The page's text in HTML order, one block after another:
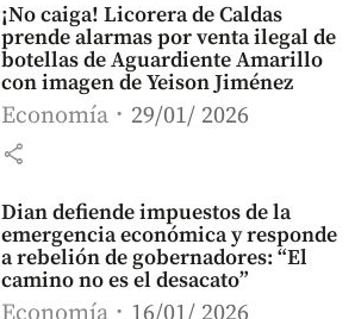
¡No caiga! Licorera de Caldas
prende alarmas por venta ilegal de
botellas de Aguardiente Amarillo
con imagen de Yeison Jiménez
Economía 29/01/ 2026
share
Dian defiende impuestos de la
emergencia económica y responde
a rebelión de gobernadores: “El
camino no es el desacato”